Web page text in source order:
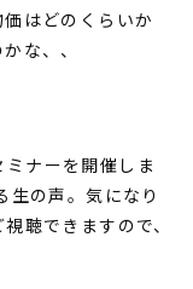
はどのくらいか
な、、
ナーを開催しま
生の声。気になり
聴できますので、